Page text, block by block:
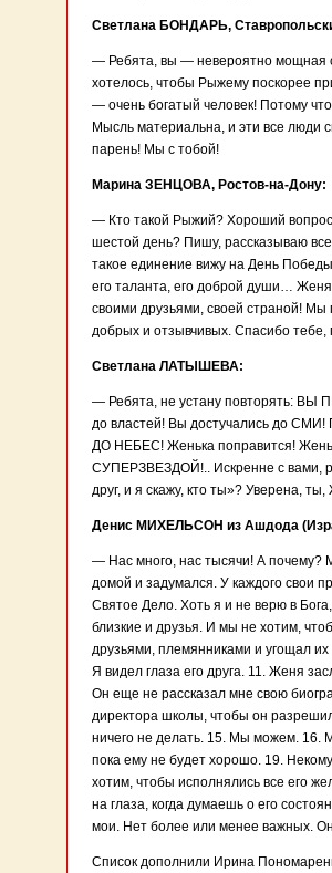
Светлана БОНДАРЬ,
— Ребята, вы — невероятно мощная
хотелось, чтобы Рыжему поскорее
— очень богатый человек! Потому
Мысль материальна, и эти все люди
парень! Мы с тобой!
Марина ЗЕНЦОВА, Ростов-на-Дону:
— Кто такой Рыжий? Хороший вопрос.
шестой день? Пишу, рассказываю
такое единение вижу на День
его таланта, его доброй души…
своими друзьями, своей страной!
добрых и отзывчивых. Спасибо тебе,
Светлана ЛАТЫШЕВА:
— Ребята, не устану повторять: ВЫ
до властей! Вы достучались до
ДО НЕБЕС! Женька поправится!
СУПЕРЗВЕЗДОЙ!.. Искренне с вами,
друг, и я скажу, кто ты»? Уверена,
Денис МИХЕЛЬСОН из Ашдода
— Нас много, нас тысячи! А почему?
домой и задумался. У каждого свои
Святое Дело. Хоть я и не верю в
близкие и друзья. И мы не хотим,
друзьями, племянниками и угощал
Я видел глаза его друга. 11. Женя
Он еще не рассказал мне свою
директора школы, чтобы он
ничего не делать. 15. Мы можем. 16.
пока ему не будет хорошо. 19.
хотим, чтобы исполнялись все его
на глаза, когда думаешь о его
мои. Нет более или менее важных.
Список дополнили Ирина